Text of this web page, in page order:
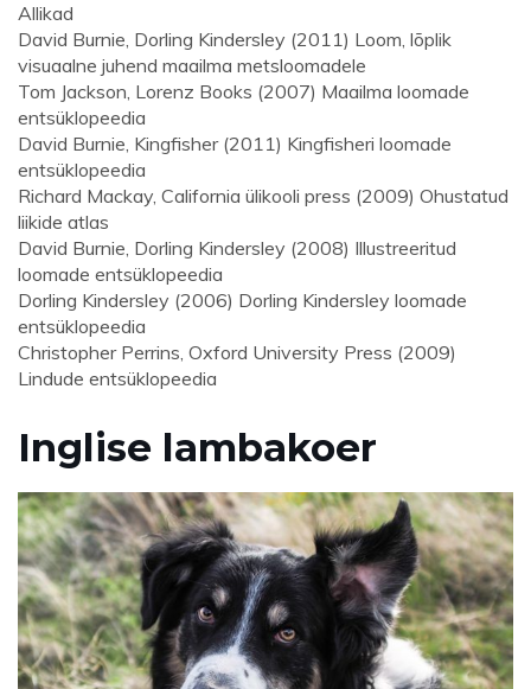
Allikad
David Burnie, Dorling Kindersley (2011) Loom, lõplik
visuaalne juhend maailma metsloomadele
Tom Jackson, Lorenz Books (2007) Maailma loomade
entsüklopeedia
David Burnie, Kingfisher (2011) Kingfisheri loomade
entsüklopeedia
Richard Mackay, California ülikooli press (2009) Ohustatud
liikide atlas
David Burnie, Dorling Kindersley (2008) Illustreeritud
loomade entsüklopeedia
Dorling Kindersley (2006) Dorling Kindersley loomade
entsüklopeedia
Christopher Perrins, Oxford University Press (2009)
Lindude entsüklopeedia
Inglise lambakoer